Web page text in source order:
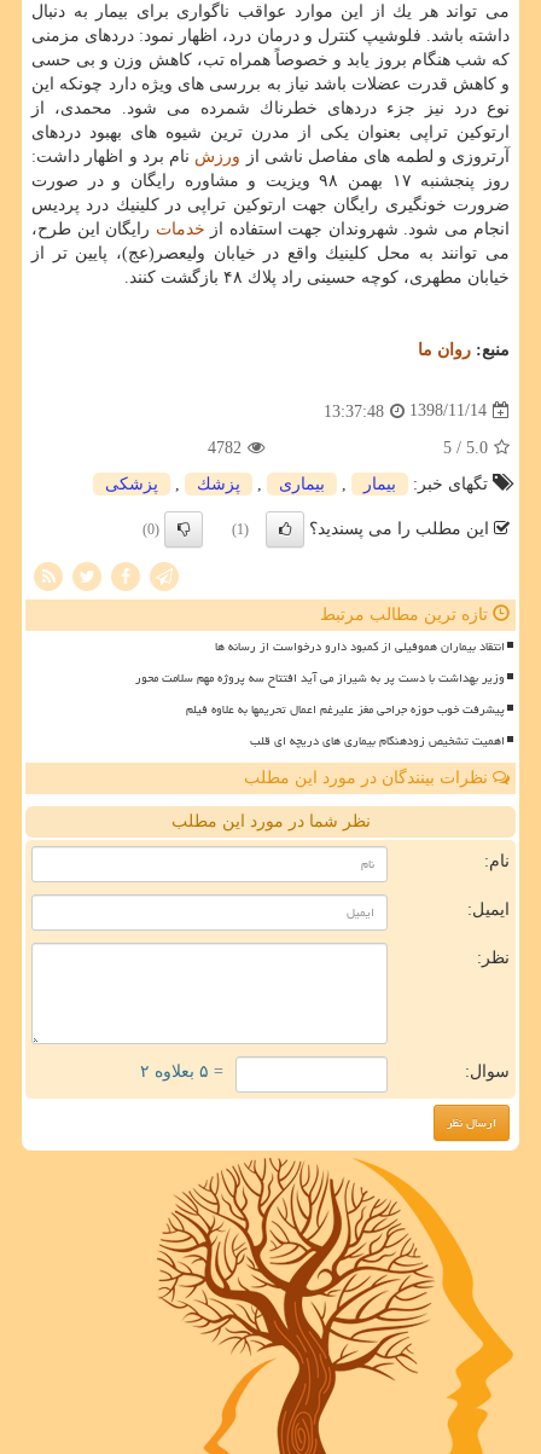
می تواند هر یك از این موارد عواقب ناگواری برای بیمار به دنبال
داشته باشد. فلوشیپ كنترل و درمان درد، اظهار نمود: دردهای مزمنی
كه شب هنگام بروز یابد و خصوصاً همراه تب، كاهش وزن و بی حسی
و كاهش قدرت عضلات باشد نیاز به بررسی های ویژه دارد چونكه این
نوع درد نیز جزء دردهای خطرناك شمرده می شود. محمدی، از
ارتوكین تراپی بعنوان یكی از مدرن ترین شیوه های بهبود دردهای
آرتروزی و لطمه های مفاصل ناشی از ورزش نام برد و اظهار داشت:
روز پنجشنبه ۱۷ بهمن ۹۸ ویزیت و مشاوره رایگان و در صورت
ضرورت خونگیری رایگان جهت ارتوكین تراپی در كلینیك درد پردیس
انجام می شود. شهروندان جهت استفاده از خدمات رایگان این طرح،
می توانند به محل كلینیك واقع در خیابان ولیعصر(عج)، پایین تر از
خیابان مطهری، كوچه حسینی راد پلاك ۴۸ بازگشت كنند.
منبع: روان ما
1398/11/14
13:37:48
5.0
/ 5
4782
تگهای خبر:
بیمار بیماری پزشك پزشكی
این مطلب را می پسندید؟ (1)
(0)
تازه ترین مطالب مرتبط
انتقاد بیماران هموفیلی از کمبود دارو درخواست از رسانه ها
وزیر بهداشت با دست پر به شیراز می آید افتتاح سه پروژه مهم سلامت محور
پیشرفت خوب حوزه جراحی مغز علیرغم اعمال تحریمها به علاوه فیلم
اهمیت تشخیص زودهنگام بیماری های دریچه ای قلب
نظرات بینندگان در مورد این مطلب
نظر شما در مورد این مطلب
نام:
ایمیل:
نظر:
سوال: = ۵ بعلاوه ۲